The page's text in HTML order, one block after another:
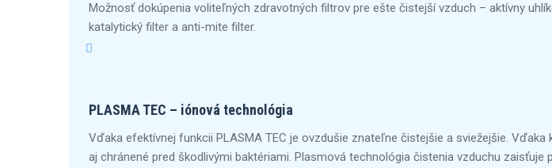
Možnosť dokúpenia voliteľných zdravotných filtrov pre ešte čistejší vzduch – aktívny
katalytický filter a anti-mite filter.
PLASMA TEC – iónová technológia
Vďaka efektívnej funkcii PLASMA TEC je ovzdušie znateľne čistejšie a sviežejšie.
aj chránené pred škodlivými baktériami. Plasmová technológia čistenia vzduchu